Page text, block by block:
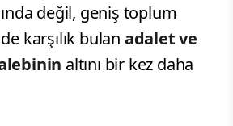
değil, geniş toplum
karşılık bulan adalet ve
altını bir kez daha